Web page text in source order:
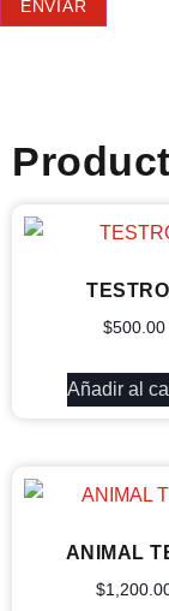
$500.00
Añadir al
ANIMAL
$